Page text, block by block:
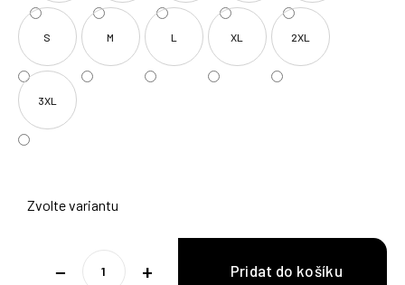
S M L XL 2XL
3XL
Zvolte variantu
+
−